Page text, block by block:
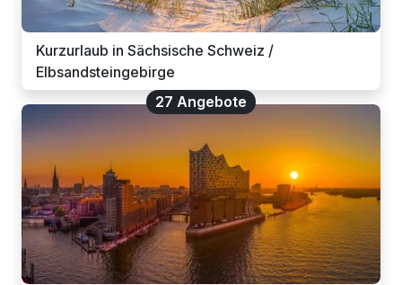
Kurzurlaub in Sächsische Schweiz /
Elbsandsteingebirge
27 Angebote